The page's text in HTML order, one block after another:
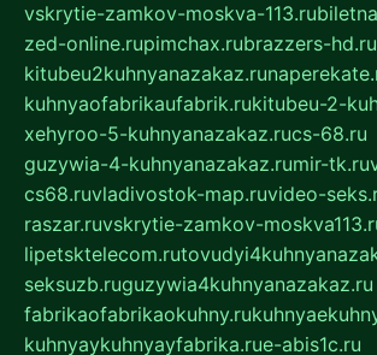
vskrytie-zamkov-moskva-113.ru
zed-online.rupimchax.rubrazzers-hd.ru
kitubeu2kuhnyanazakaz.ru
kuhnyaofabrikaufabrik.rukitubeu-2-
xehyroo-5-kuhnyanazakaz.rucs-68.ru
guzywia-4-kuhnyanazakaz.rumir-tk.ru
cs68.ruvladivostok-map.ruvideo-
raszar.ruvskrytie-zamkov-
lipetsktelecom.ru
seksuzb.ruguzywia4kuhnyanazakaz.ru
fabrikaofabrikaokuhny.ru
kuhnyaykuhnyayfabrika.rue-abis1c.ru